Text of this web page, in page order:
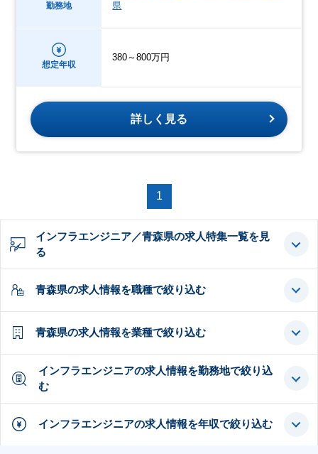
勤務地
県
想定年収
380～800万円
詳しく見る
1
インフラエンジニア／青森県の求人特集一覧を見
る
青森県の求人情報を職種で絞り込む
青森県の求人情報を業種で絞り込む
インフラエンジニアの求人情報を勤務地で絞り込
む
インフラエンジニアの求人情報を年収で絞り込む